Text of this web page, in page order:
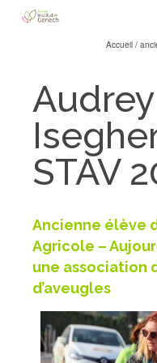
Accueil /
STAV
Ancienne élève
Agricole –
une association
d’aveugles